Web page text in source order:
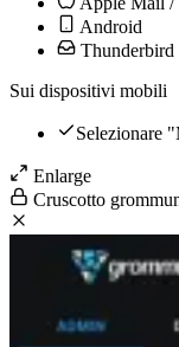
Android
Sui dispositivi mobili
Selezionare
Enlarge
Cruscotto